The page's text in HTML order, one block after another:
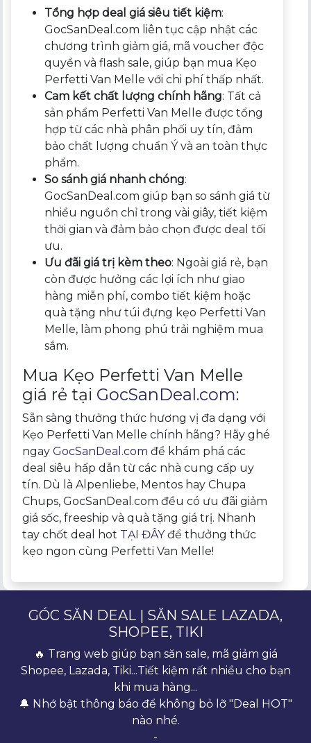
Tổng hợp deal giá siêu tiết kiệm:
GocSanDeal.com liên tục cập nhật các
chương trình giảm giá, mã voucher độc
quyền và flash sale, giúp bạn mua Kẹo
Perfetti Van Melle với chi phí thấp nhất.
Cam kết chất lượng chính hãng: Tất cả
sản phẩm Perfetti Van Melle được tổng
hợp từ các nhà phân phối uy tín, đảm
bảo chất lượng chuẩn Ý và an toàn thực
phẩm.
So sánh giá nhanh chóng:
GocSanDeal.com giúp bạn so sánh giá từ
nhiều nguồn chỉ trong vài giây, tiết kiệm
thời gian và đảm bảo chọn được deal tối
ưu.
Ưu đãi giá trị kèm theo: Ngoài giá rẻ, bạn
còn được hưởng các lợi ích như giao
hàng miễn phí, combo tiết kiệm hoặc
quà tặng như túi đựng kẹo Perfetti Van
Melle, làm phong phú trải nghiệm mua
sắm.
Mua Kẹo Perfetti Van Melle
giá rẻ tại GocSanDeal.com:
Sẵn sàng thưởng thức hương vị đa dạng với
Kẹo Perfetti Van Melle chính hãng? Hãy ghé
ngayGocSanDeal.com để khám phá các
deal siêu hấp dẫn từ các nhà cung cấp uy
tín. Dù là Alpenliebe, Mentos hay Chupa
Chups, GocSanDeal.com đều có ưu đãi giảm
giá sốc, freeship và quà tặng giá trị. Nhanh
tay chốt deal hot TẠI ĐÂYđể thưởng thức
kẹo ngon cùng Perfetti Van Melle!
GÓC SĂN DEAL | SĂN SALE LAZADA,
SHOPEE, TIKI
🔥 Trang web giúp bạn săn sale, mã giảm giá
Shopee, Lazada, Tiki...Tiết kiệm rất nhiều cho bạn
khi mua hàng...
🔔 Nhớ bật thông báo để không bỏ lỡ "Deal HOT"
nào nhé.
-